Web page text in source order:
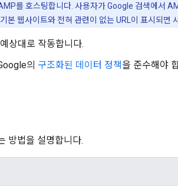
를 호스팅합니다. 사용자가 Google 검색에서
본 웹사이트와 전혀 관련이 없는 URL이 표시되면
상대로 작동합니다.
의 구조화된 데이터 정책 을 준수해야
방법을 설명합니다.